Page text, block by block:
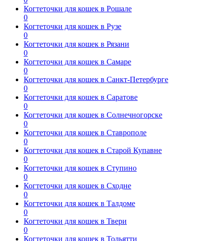
Когтеточки для кошек в Рошале
0
Когтеточки для кошек в Рузе
0
Когтеточки для кошек в Рязани
0
Когтеточки для кошек в Самаре
0
Когтеточки для кошек в Санкт-Петербурге
0
Когтеточки для кошек в Саратове
0
Когтеточки для кошек в Солнечногорске
0
Когтеточки для кошек в Ставрополе
0
Когтеточки для кошек в Старой Купавне
0
Когтеточки для кошек в Ступино
0
Когтеточки для кошек в Сходне
0
Когтеточки для кошек в Талдоме
0
Когтеточки для кошек в Твери
0
Когтеточки для кошек в Тольятти